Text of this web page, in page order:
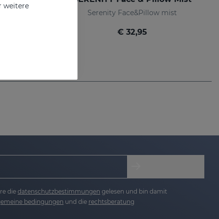
Serenity Face&Pillow mist
€ 32,95
diedatenschutzbestimmungen gelesen und bin damit
bedingungen und die rechtsberatung
weitere